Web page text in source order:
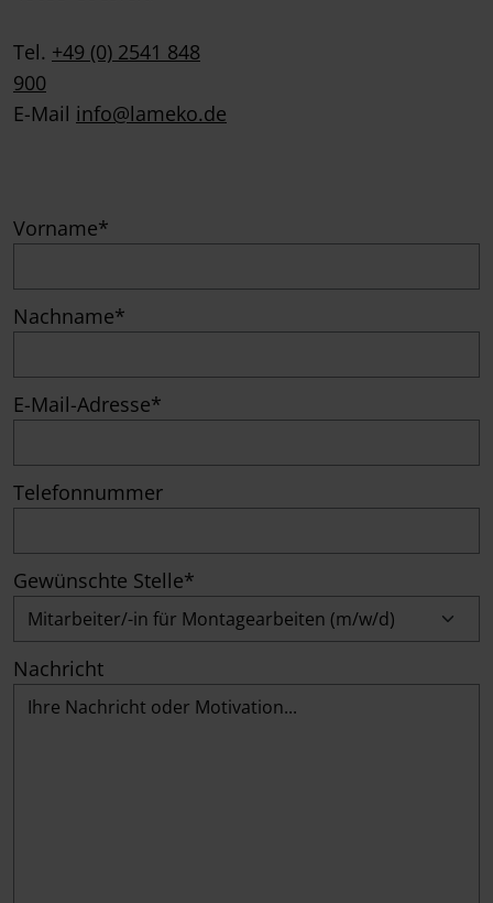
Tel. +49 (0) 2541 848
900
E-Mail info@lameko.de
Vorname*
Nachname*
E-Mail-Adresse*
Telefonnummer
Gewünschte Stelle*
Nachricht